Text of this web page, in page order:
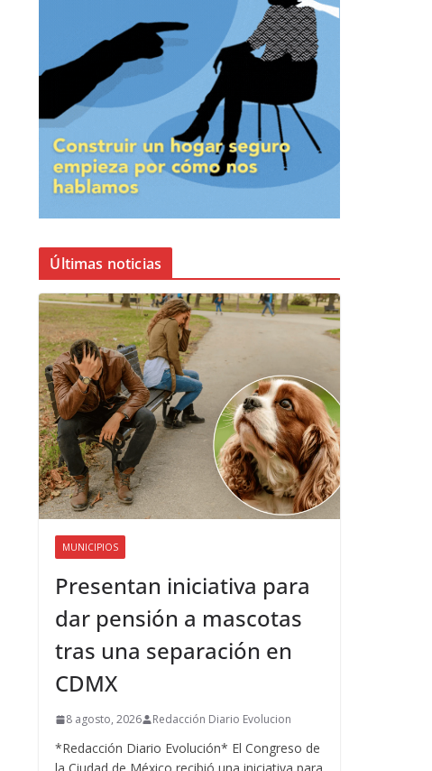
Últimas noticias
MUNICIPIOS
Presentan iniciativa para
dar pensión a mascotas
tras una separación en
CDMX
8 agosto, 2026 Redacción Diario Evolucion
*Redacción Diario Evolución* El Congreso de